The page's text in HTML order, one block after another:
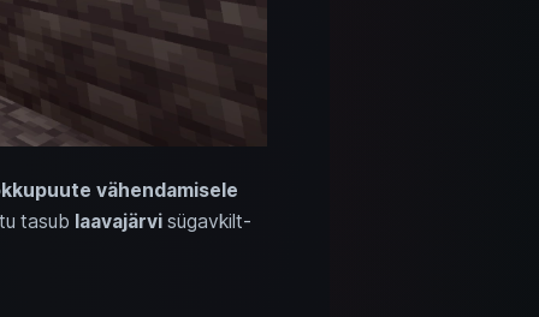
vähendamisele
tasub laavajärvisügavkilt-